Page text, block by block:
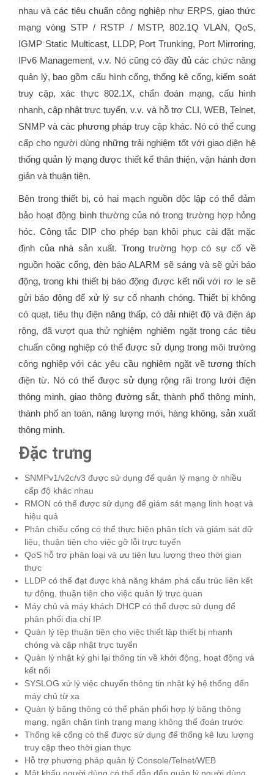
nhau và các tiêu chuẩn công nghiệp như ERPS, giao thức
mạng vòng STP / RSTP / MSTP, 802.1Q VLAN, QoS,
IGMP Static Multicast, LLDP, Port Trunking, Port Mirroring,
IPv6 Management, v.v. Nó cũng có đầy đủ các chức năng
quản lý, bao gồm cấu hình cổng, thống kê cổng, kiểm soát
truy cập, xác thực 802.1X, chẩn đoán mạng, cấu hình
nhanh, cập nhật trực tuyến, v.v. và hỗ trợ CLI, WEB, Telnet,
SNMP và các phương pháp truy cập khác. Nó có thể cung
cấp cho người dùng những trải nghiệm tốt với giao diện hệ
thống quản lý mạng được thiết kế thân thiện, vận hành đơn
giản và thuận tiện.
Bên trong thiết bị, có hai mạch nguồn độc lập có thể đảm
bảo hoạt động bình thường của nó trong trường hợp hỏng
hóc. Công tắc DIP cho phép bạn khôi phục cài đặt mặc
định của nhà sản xuất. Trong trường hợp có sự cố về
nguồn hoặc cổng, đèn báo ALARM sẽ sáng và sẽ gửi báo
động, trong khi thiết bị báo động được kết nối với rơ le sẽ
gửi báo động để xử lý sự cố nhanh chóng.Thiết bị không
có quạt, tiêu thụ điện năng thấp, có dải nhiệt độ và điện áp
rộng, đã vượt qua thử nghiệm nghiêm ngặt trong các tiêu
chuẩn công nghiệp có thể được sử dụng trong môi trường
công nghiệp với các yêu cầu nghiêm ngặt về tương thích
điện từ. Nó có thể được sử dụng rộng rãi trong lưới điện
thông minh, giao thông đường sắt, thành phố thông minh,
thành phố an toàn, năng lượng mới, hàng không, sản xuất
thông minh.
Đặc trưng
SNMPv1/v2c/v3 được sử dụng để quản lý mạng ở nhiều
cấp độ khác nhau
RMON có thể được sử dụng để giám sát mạng linh hoạt và
hiệu quả
Phản chiếu cổng có thể thực hiện phân tích và giám sát dữ
liệu, thuận tiện cho việc gỡ lỗi trực tuyến
QoS hỗ trợ phân loại và ưu tiên lưu lượng theo thời gian
thực
LLDP có thể đạt được khả năng khám phá cấu trúc liên kết
tự động, thuận tiện cho việc quản lý trực quan
Máy chủ và máy khách DHCP có thể được sử dụng để
phân phối địa chỉ IP
Quản lý tệp thuận tiện cho việc thiết lập thiết bị nhanh
chóng và cập nhật trực tuyến
Quản lý nhật ký ghi lại thông tin về khởi động, hoạt động và
kết nối
SYSLOG xử lý việc chuyển thông tin nhật ký hệ thống đến
máy chủ từ xa
Quản lý băng thông có thể phân phối hợp lý băng thông
mạng, ngăn chặn tình trạng mạng không thể đoán trước
Thống kê cổng có thể được sử dụng để thống kê lưu lượng
truy cập theo thời gian thực
Hỗ trợ phương pháp quản lý Console/Telnet/WEB
Mật khẩu người dùng có thể dẫn đến quản lý người dùng